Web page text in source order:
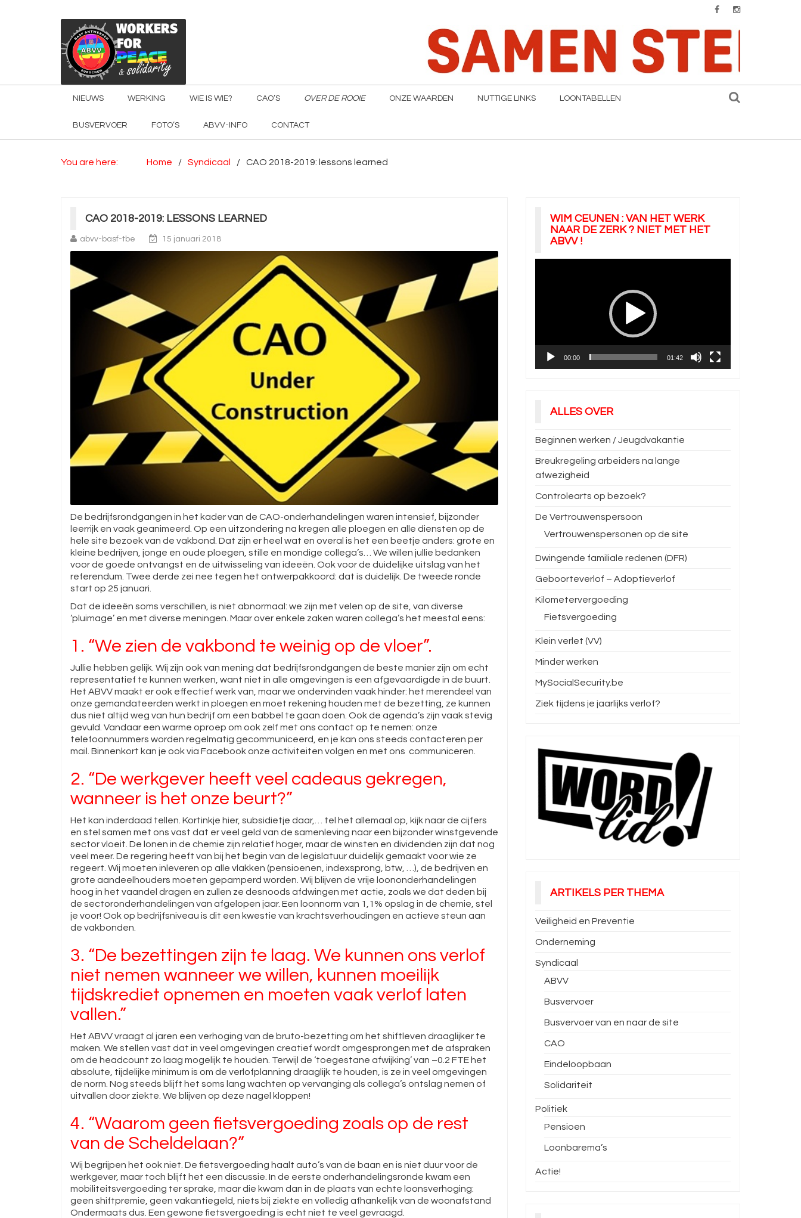
NIEUWS WERKING WIE IS WIE? CAO’S OVER DE ROOIE ONZE WAARDEN NUTTIGE LINKS LOONTABELLEN
BUSVERVOER FOTO’S ABVV-INFO CONTACT
You are here: Home Syndicaal CAO 2018-2019: lessons learned
CAO 2018-2019: LESSONS LEARNED
abvv-basf-tbe 15 januari 2018
De bedrijfsrondgangen in het kader van de CAO-onderhandelingen waren intensief, bijzonder
leerrijk en vaak geanimeerd. Op een uitzondering na kregen alle ploegen en alle diensten op de
hele site bezoek van de vakbond. Dat zijn er heel wat en overal is het een beetje anders: grote en
kleine bedrijven, jonge en oude ploegen, stille en mondige collega’s… We willen jullie bedanken
voor de goede ontvangst en de uitwisseling van ideeën. Ook voor de duidelijke uitslag van het
referendum. Twee derde zei nee tegen het ontwerpakkoord: dat is duidelijk. De tweede ronde
start op 25 januari.
Dat de ideeën soms verschillen, is niet abnormaal: we zijn met velen op de site, van diverse
‘pluimage’ en met diverse meningen. Maar over enkele zaken waren collega’s het meestal eens:
1. “We zien de vakbond te weinig op de vloer”.
Jullie hebben gelijk. Wij zijn ook van mening dat bedrijfsrondgangen de beste manier zijn om echt
representatief te kunnen werken, want niet in alle omgevingen is een afgevaardigde in de buurt.
Het ABVV maakt er ook effectief werk van, maar we ondervinden vaak hinder: het merendeel van
onze gemandateerden werkt in ploegen en moet rekening houden met de bezetting, ze kunnen
dus niet altijd weg van hun bedrijf om een babbel te gaan doen. Ook de agenda’s zijn vaak stevig
gevuld. Vandaar een warme oproep om ook zelf met ons contact op te nemen: onze
telefoonnummers worden regelmatig gecommuniceerd, en je kan ons steeds contacteren per
mail. Binnenkort kan je ook via Facebook onze activiteiten volgen en met ons communiceren.
2. “De werkgever heeft veel cadeaus gekregen,
wanneer is het onze beurt?”
Het kan inderdaad tellen. Kortinkje hier, subsidietje daar,… tel het allemaal op, kijk naar de cijfers
en stel samen met ons vast dat er veel geld van de samenleving naar een bijzonder winstgevende
sector vloeit. De lonen in de chemie zijn relatief hoger, maar de winsten en dividenden zijn dat nog
veel meer. De regering heeft van bij het begin van de legislatuur duidelijk gemaakt voor wie ze
regeert. Wij moeten inleveren op alle vlakken (pensioenen, indexsprong, btw, …), de bedrijven en
grote aandeelhouders moeten gepamperd worden. Wij blijven de vrije loononderhandelingen
hoog in het vaandel dragen en zullen ze desnoods afdwingen met actie, zoals we dat deden bij
de sectoronderhandelingen van afgelopen jaar. Een loonnorm van 1,1% opslag in de chemie, stel
je voor! Ook op bedrijfsniveau is dit een kwestie van krachtsverhoudingen en actieve steun aan
de vakbonden.
3. “De bezettingen zijn te laag. We kunnen ons verlof
niet nemen wanneer we willen, kunnen moeilijk
tijdskrediet opnemen en moeten vaak verlof laten
vallen.”
Het ABVV vraagt al jaren een verhoging van de bruto-bezetting om het shiftleven draaglijker te
maken. We stellen vast dat in veel omgevingen creatief wordt omgesprongen met de afspraken
om de headcount zo laag mogelijk te houden. Terwijl de ‘toegestane afwijking’ van –0.2 FTE het
absolute, tijdelijke minimum is om de verlofplanning draaglijk te houden, is ze in veel omgevingen
de norm. Nog steeds blijft het soms lang wachten op vervanging als collega’s ontslag nemen of
uitvallen door ziekte. We blijven op deze nagel kloppen!
4. “Waarom geen fietsvergoeding zoals op de rest
van de Scheldelaan?”
Wij begrijpen het ook niet. De fietsvergoeding haalt auto’s van de baan en is niet duur voor de
werkgever, maar toch blijft het een discussie. In de eerste onderhandelingsronde kwam een
mobiliteitsvergoeding ter sprake, maar die kwam dan in de plaats van echte loonsverhoging:
geen shiftpremie, geen vakantiegeld, niets bij ziekte en volledig afhankelijk van de woonafstand
Ondermaats dus. Een gewone fietsvergoeding is echt niet te veel gevraagd.
WIM CEUNEN : VAN HET WERK
NAAR DE ZERK ? NIET MET HET
ABVV !
00:00 01:42
ALLES OVER
Beginnen werken / Jeugdvakantie
Breukregeling arbeiders na lange
afwezigheid
Controlearts op bezoek?
De Vertrouwenspersoon
Vertrouwenspersonen op de site
Dwingende familiale redenen (DFR)
Geboorteverlof – Adoptieverlof
Kilometervergoeding
Fietsvergoeding
Klein verlet (VV)
Minder werken
MySocialSecurity.be
Ziek tijdens je jaarlijks verlof?
ARTIKELS PER THEMA
Veiligheid en Preventie
Onderneming
Syndicaal
ABVV
Busvervoer
Busvervoer van en naar de site
CAO
Eindeloopbaan
Solidariteit
Politiek
Pensioen
Loonbarema’s
Actie!